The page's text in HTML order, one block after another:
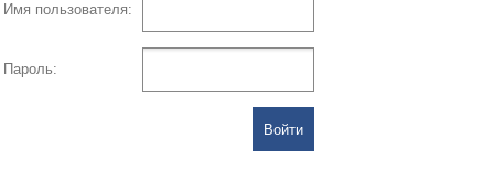
Имя пользователя:
Пароль: